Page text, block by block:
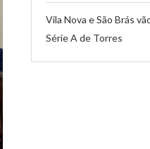
Vila Nova e São Brás
Série A de Torres